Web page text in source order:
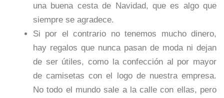
una buena cesta de Navidad, que es algo que
siempre se agradece.
Si por el contrario no tenemos mucho dinero,
hay regalos que nunca pasan de moda ni dejan
de ser útiles, como la confección al por mayor
de camisetas con el logo de nuestra empresa.
No todo el mundo sale a la calle con ellas, pero